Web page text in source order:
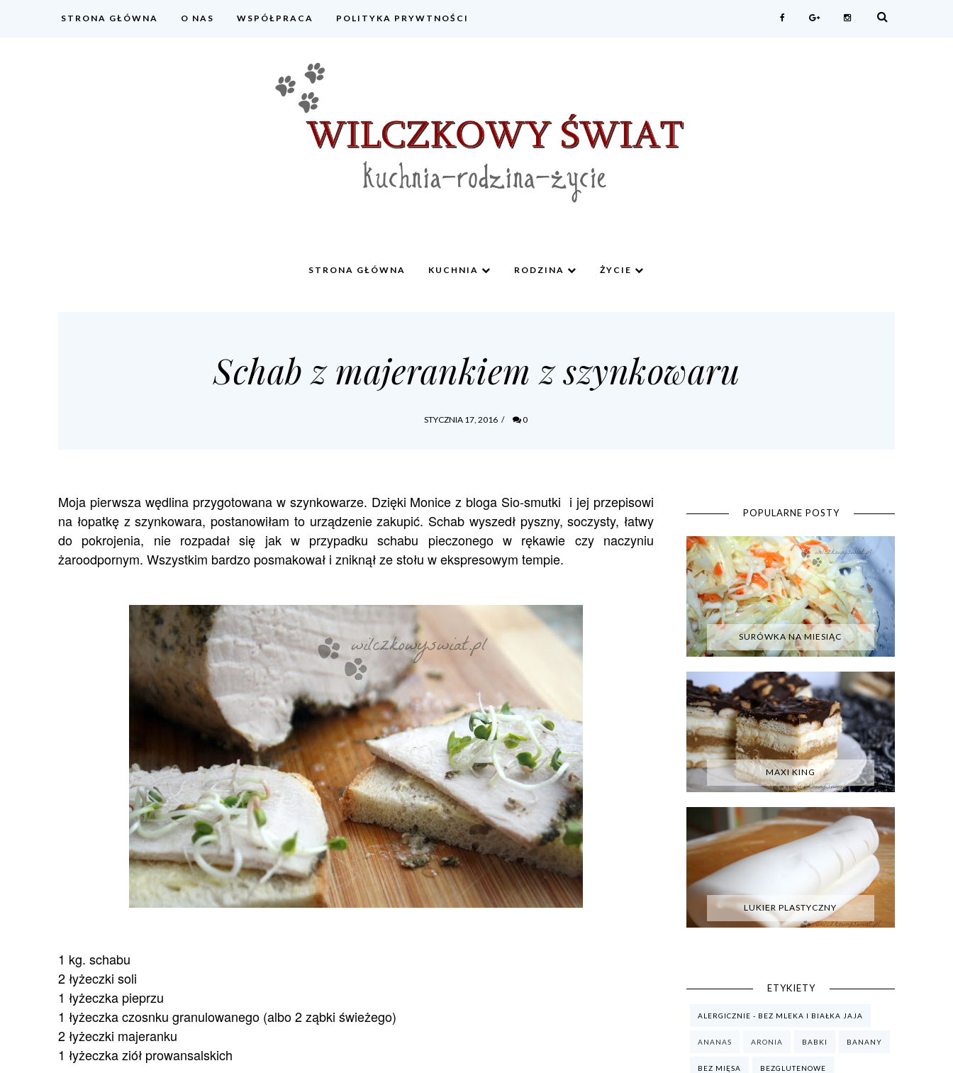
STRONA GŁÓWNA O NAS WSPÓŁPRACA POLITYKA PRYWTNOŚCI
STRONA GŁÓWNA KUCHNIA RODZINA ŻYCIE
Schab z majerankiem z szynkowaru
STYCZNIA 17, 2016 / 0
Moja pierwsza wędlina przygotowana w szynkowarze. Dzięki Monice z bloga Sio-smutki i jej przepisowi
na łopatkę z szynkowara, postanowiłam to urządzenie zakupić. Schab wyszedł pyszny, soczysty, łatwy
do pokrojenia, nie rozpadał się jak w przypadku schabu pieczonego w rękawie czy naczyniu
żaroodpornym. Wszystkim bardzo posmakował i zniknął ze stołu w ekspresowym tempie.
1 kg. schabu
2 łyżeczki soli
1 łyżeczka pieprzu
1 łyżeczka czosnku granulowanego (albo 2 ząbki świeżego)
2 łyżeczki majeranku
1 łyżeczka ziół prowansalskich
POPULARNE POSTY
SURÓWKA NA MIESIĄC
MAXI KING
LUKIER PLASTYCZNY
ETYKIETY
ALERGICZNIE - BEZ MLEKA I BIAŁKA JAJA
ANANAS ARONIA BABKI BANANY
BEZ MIĘSA BEZGLUTENOWE